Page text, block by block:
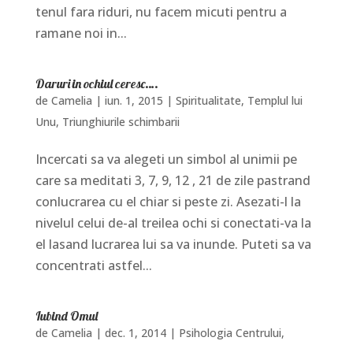
tenul fara riduri, nu facem micuti pentru a
ramane noi in...
Daruri in ochiul ceresc….
de Camelia | iun. 1, 2015 | Spiritualitate, Templul lui
Unu, Triunghiurile schimbarii
Incercati sa va alegeti un simbol al unimii pe
care sa meditati 3, 7, 9, 12 , 21 de zile pastrand
conlucrarea cu el chiar si peste zi. Asezati-l la
nivelul celui de-al treilea ochi si conectati-va la
el lasand lucrarea lui sa va inunde. Puteti sa va
concentrati astfel...
Iubind Omul
de Camelia | dec. 1, 2014| Psihologia Centrului,